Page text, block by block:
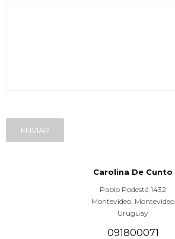
ENVIAR
Carolina De Cunto
Pablo Podestá 1432
Montevideo, Montevideo
Uruguay
091800071